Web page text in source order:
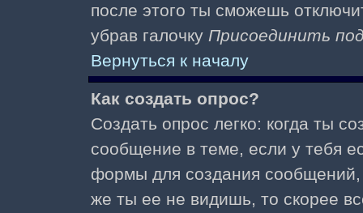
после этого ты сможешь
убрав галочку Присоединить
Вернуться к началу
Как создать опрос?
Создать опрос легко: когда ты
сообщение в теме, если у тебя
формы для создания
же ты ее не видишь, то скорее